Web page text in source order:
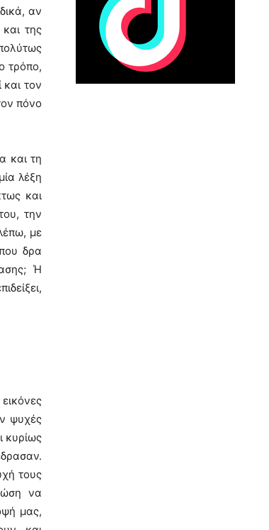
αν
της
τρόπο,
τον
πόνο
και τη
λέξη
και
την
με
δρα
Ή
ψυχές
κυρίως
τους
να
μας,